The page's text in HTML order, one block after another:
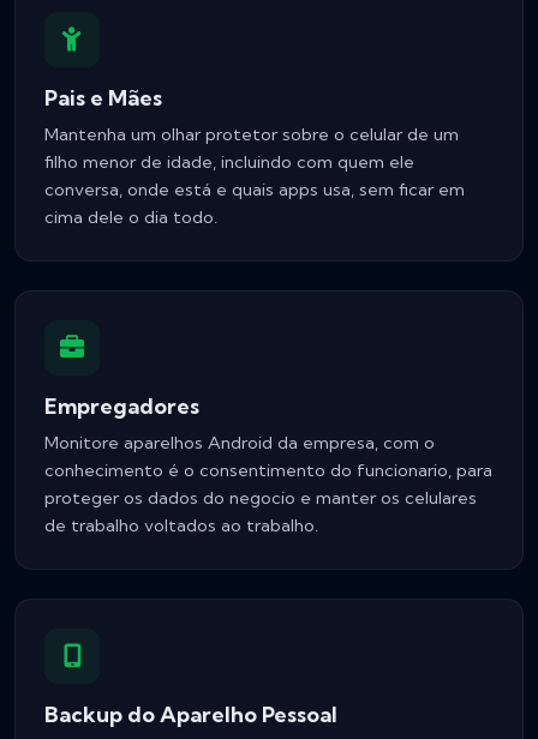
Pais e Mães
Mantenha um olhar protetor sobre o celular de um
filho menor de idade, incluindo com quem ele
conversa, onde está e quais apps usa, sem ficar em
cima dele o dia todo.
Empregadores
Monitore aparelhos Android da empresa, com o
conhecimento é o consentimento do funcionario, para
proteger os dados do negocio e manter os celulares
de trabalho voltados ao trabalho.
Backup do Aparelho Pessoal